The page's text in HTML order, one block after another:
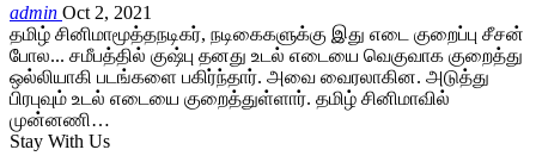
admin Oct 2, 2021
தமிழ் சினிமாமூத்தநடிகர், நடிகைகளுக்கு இது எடை குறைப்பு சீசன்
போல... சமீபத்தில் குஷ்பு தனது உடல் எடையை வெகுவாக குறைத்து
ஒல்லியாகி படங்களை பகிர்ந்தார். அவை வைரலாகின. அடுத்து
பிரபுவும் உடல் எடையை குறைத்துள்ளார். தமிழ் சினிமாவில்
முன்னணி…
Stay With Us